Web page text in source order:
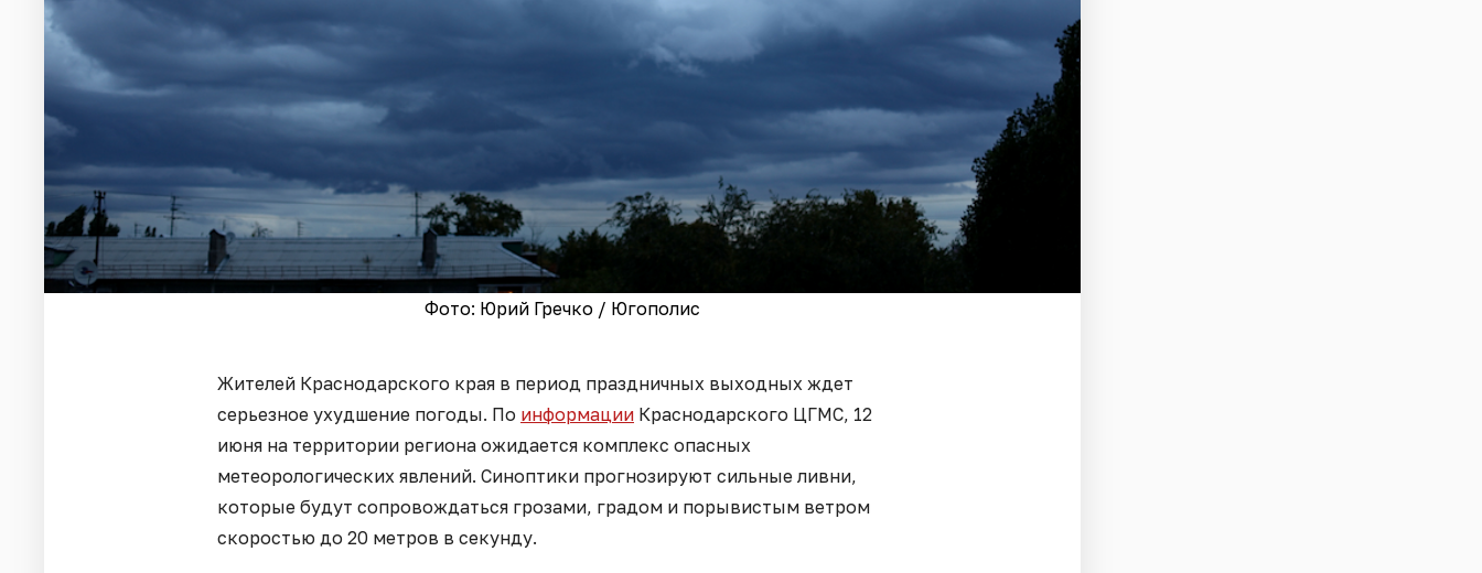
Фото: Юрий Гречко / Югополис
Жителей Краснодарского края в период праздничных выходных ждет
серьезное ухудшение погоды. По информации Краснодарского ЦГМС, 12
июня на территории региона ожидается комплекс опасных
метеорологических явлений. Синоптики прогнозируют сильные ливни,
которые будут сопровождаться грозами, градом и порывистым ветром
скоростью до 20 метров в секунду.